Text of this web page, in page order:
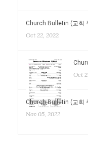
Church Bulletin (교회
Oct 22, 2022
Oct
Church Bulletin (교회
Nov 05, 2022